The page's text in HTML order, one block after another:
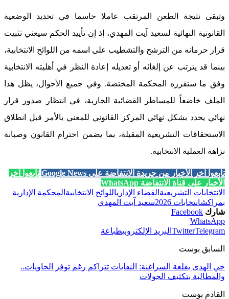
وتبقى نتيجة الطعن المرتقب عاملا حاسما في تحديد الوضعية
القانونية النهائية لسعيد آيت المهدي، إذ إن تأييد الحكم سيعني تثبيت
قرار حرمانه من الترشح والتشطيب على اسمه من اللوائح الانتخابية،
بينما قد يترتب عن إلغائه أو تعديله إعادة النظر في أهليته الانتخابية
وفق ما ستقرره المحكمة المختصة. وفي جميع الأحوال، يظل هذا
الملف خاضعاً للمساطر القضائية الجارية، في انتظار صدور قرار
نهائي يحدد بشكل نهائي المركز القانوني للمعني بالأمر قبل انطلاق
الاستحقاقات التشريعية المقبلة، بما يضمن احترام القانون وصيانة
نزاهة العملية الانتخابية.
تابعوا آخر الأخبار من جريدة الانتفاضة على Google News
تابعوا آخر
الأخبار على قناة الانتفاضة WhatsApp
الانتخابات التشريعية القضاء الإدارياللوائح الانتخابية المحكمة الإدارية
بمراكشانتخابات 2026
سعيد آيت المهدي
شارك Facebook
WhatsApp
TwitterTelegram البريد الإلكترونيطباعة
السابق بوست
حي الهدى بقلعة السراغنة: النفايات تتراكم رغم توفر الحاويات..
والمطالبة بتكثيف الجولات
القادم بوست